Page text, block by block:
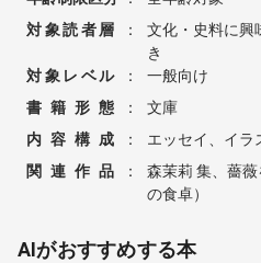
対象読者層
：
文化・史料に興
き
対象レベル
：
一般向け
書籍形態
：
文庫
内容構成
：
エッセイ、イラ
関連作品
：
森茉莉 集、薔
の食卓）
AIがおすすめする本